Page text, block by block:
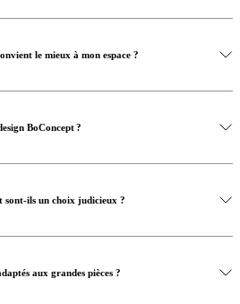
le mieux à mon espace ?
BoConcept ?
sont-ils un choix judicieux ?
aux grandes pièces ?